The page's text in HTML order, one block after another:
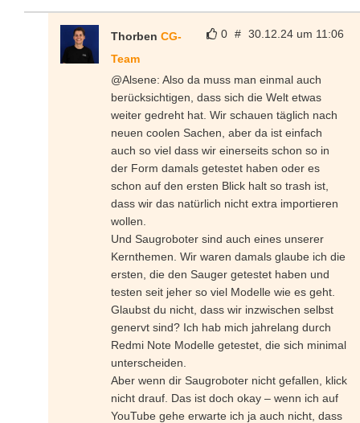
0 # 30.12.24 um 11:06
Thorben CG-
Team
@Alsene: Also da muss man einmal auch
berücksichtigen, dass sich die Welt etwas
weiter gedreht hat. Wir schauen täglich nach
neuen coolen Sachen, aber da ist einfach
auch so viel dass wir einerseits schon so in
der Form damals getestet haben oder es
schon auf den ersten Blick halt so trash ist,
dass wir das natürlich nicht extra importieren
wollen.
Und Saugroboter sind auch eines unserer
Kernthemen. Wir waren damals glaube ich die
ersten, die den Sauger getestet haben und
testen seit jeher so viel Modelle wie es geht.
Glaubst du nicht, dass wir inzwischen selbst
genervt sind? Ich hab mich jahrelang durch
Redmi Note Modelle getestet, die sich minimal
unterscheiden.
Aber wenn dir Saugroboter nicht gefallen, klick
nicht drauf. Das ist doch okay – wenn ich auf
YouTube gehe erwarte ich ja auch nicht, dass